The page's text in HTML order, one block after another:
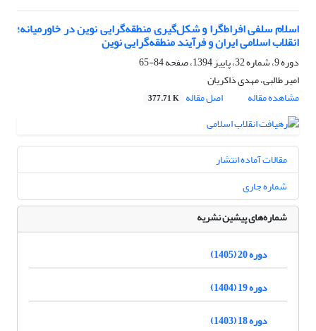
اسلام سلفی افراط‌گرا و شکل‌گیری منطقه‌گرایی نوین در خاورمیانه؛
انقلاب اسلامی ایران و فرآیند منطقه‌گرایی نوین
دوره 9، شماره 32، پاییز 1394، صفحه
84-65
امیر طالبی، مهدی ذاکریان
مشاهده مقاله
اصل مقاله 377.71 K
مقالات آماده انتشار
شماره جاری
شماره‌های پیشین نشریه
دوره 20 (1405)
دوره 19 (1404)
دوره 18 (1403)